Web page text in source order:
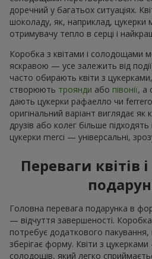
доречний у багатьох ситуаціях.
шоколаду, як, наприклад, цукерки
отримувачу тепло в серці і
Коробка з квітами і солодощами
яскравою — усе залежить від
часто обирають квіти з
створюють троянди або півонії, а
дають цукерки рафаелло чи
оригінальний варіант виглядає
друзів або колег більше
цукерки merci — універсальні,
Переваги квітів
Головна перевага подарунка в
— відчуття завершеності.
потребує додаткового пакування,
зберігає форму. Квіти з
солодощів, який легко